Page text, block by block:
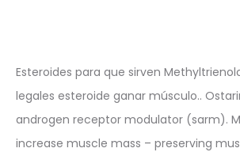
Esteroides para que sirven
legales esteroide ganar músculo..
androgen receptor modulator (sarm).
increase muscle mass – preserving